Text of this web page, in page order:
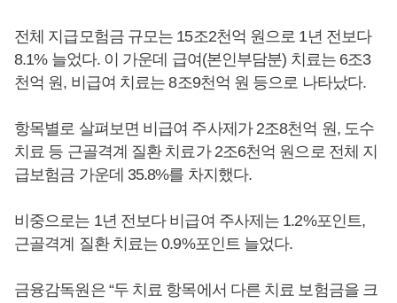
전체 지급모험금 규모는 15조2천억 원으로 1년 전보다
8.1% 늘었다. 이 가운데 급여(본인부담분) 치료는 6조3
천억 원, 비급여 치료는 8조9천억 원 등으로 나타났다.
항목별로 살펴보면 비급여 주사제가 2조8천억 원, 도수
치료 등 근골격계 질환 치료가 2조6천억 원으로 전체 지
급보험금 가운데 35.8%를 차지했다.
비중으로는 1년 전보다 비급여 주사제는 1.2%포인트,
근골격계 질환 치료는 0.9%포인트 늘었다.
금융감독원은 “두 치료 항목에서 다른 치료 보험금을 크